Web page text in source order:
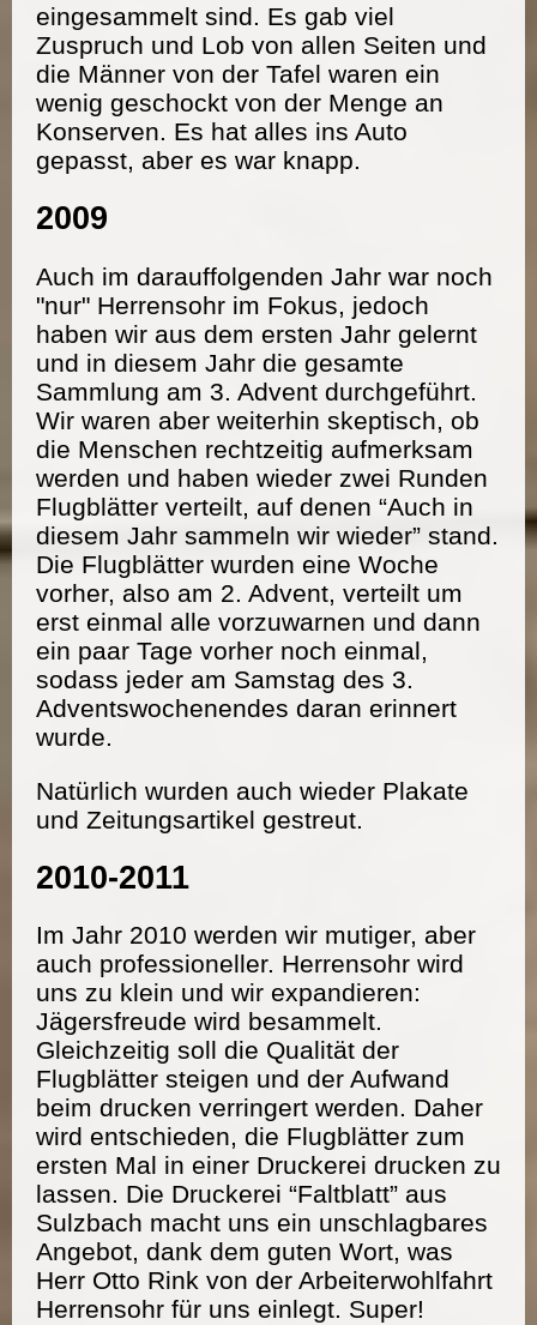
eingesammelt sind. Es gab viel
Zuspruch und Lob von allen Seiten und
die Männer von der Tafel waren ein
wenig geschockt von der Menge an
Konserven. Es hat alles ins Auto
gepasst, aber es war knapp.
2009
Auch im darauffolgenden Jahr war noch
"nur" Herrensohr im Fokus, jedoch
haben wir aus dem ersten Jahr gelernt
und in diesem Jahr die gesamte
Sammlung am 3. Advent durchgeführt.
Wir waren aber weiterhin skeptisch, ob
die Menschen rechtzeitig aufmerksam
werden und haben wieder zwei Runden
Flugblätter verteilt, auf denen “Auch in
diesem Jahr sammeln wir wieder” stand.
Die Flugblätter wurden eine Woche
vorher, also am 2. Advent, verteilt um
erst einmal alle vorzuwarnen und dann
ein paar Tage vorher noch einmal,
sodass jeder am Samstag des 3.
Adventswochenendes daran erinnert
wurde.
Natürlich wurden auch wieder Plakate
und Zeitungsartikel gestreut.
2010-2011
Im Jahr 2010 werden wir mutiger, aber
auch professioneller. Herrensohr wird
uns zu klein und wir expandieren:
Jägersfreude wird besammelt.
Gleichzeitig soll die Qualität der
Flugblätter steigen und der Aufwand
beim drucken verringert werden. Daher
wird entschieden, die Flugblätter zum
ersten Mal in einer Druckerei drucken zu
lassen. Die Druckerei “Faltblatt” aus
Sulzbach macht uns ein unschlagbares
Angebot, dank dem guten Wort, was
Herr Otto Rink von der Arbeiterwohlfahrt
Herrensohr für uns einlegt. Super!